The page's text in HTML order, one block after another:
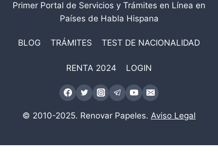
Primer Portal de Servicios y Trámites en Línea en
Países de Habla Hispana
BLOG TRÁMITES TEST DE NACIONALIDAD
RENTA 2024 LOGIN
© 2010-2025. Renovar Papeles. Aviso Legal